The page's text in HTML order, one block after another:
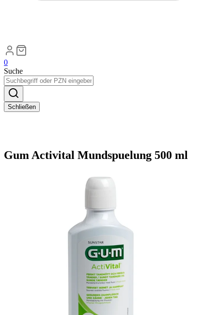
0
Suche
Schließen
Gum Activital Mundspuelung 500 ml